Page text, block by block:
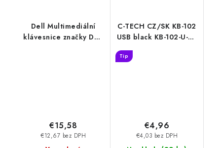
Dell Multimediální
klávesnice značky Dell
€12,67 bez DPH
€15,58
C-TECH CZ/SK KB-102
USB black KB-102-U-BL
Tip
€4,03 bez DPH
€4,96